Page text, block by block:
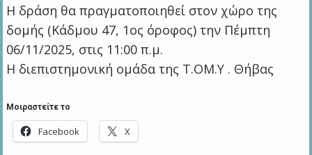
Η δράση θα πραγματοποιηθεί στον χώρο της
δομής (Κάδμου 47, 1ος όροφος) την Πέμπτη
06/11/2025, στις 11:00 π.μ.
Η διεπιστημονική ομάδα της Τ.ΟΜ.Υ . Θήβας
Μοιραστείτε το
Facebook X